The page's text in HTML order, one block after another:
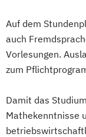
Auf dem
auch
Vorlesungen.
zum
Damit das
Mathekenntnisse